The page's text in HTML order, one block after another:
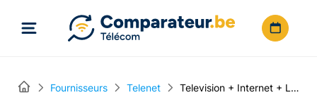
Home Fournisseurs Telenet Television + Internet + Ligne fixe + Mobile